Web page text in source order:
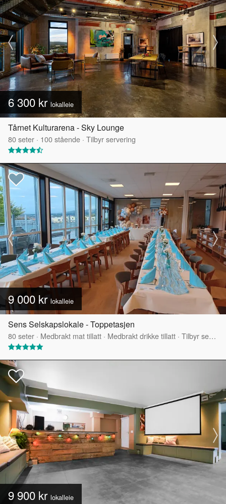
6 300 kr lokalleie
Tårnet Kulturarena - Sky Lounge
80seter · 100stående · Tilbyr servering
9 000 kr lokalleie
Sens Selskapslokale - Toppetasjen
80seter · Medbrakt mat tillatt · Medbrakt drikke tillatt · Tilbyr servering
9 900 kr lokalleie